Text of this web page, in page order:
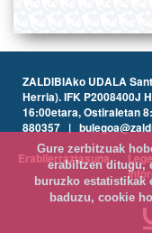
ZALDIBIAko UDALA
Herria). IFK P2008400J
16:00etara, Ostiraletan
880357 |
Erabilerraztasuna
Lege
Gure zerbitzuak
erabiltzen ditugu,
buruzko estatistikak
baduzu, cookie